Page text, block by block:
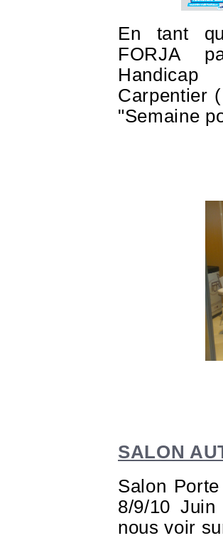
En tant
FORJA
Carpentier
"Semaine
SALON
Salon
8/9/10
nous voir